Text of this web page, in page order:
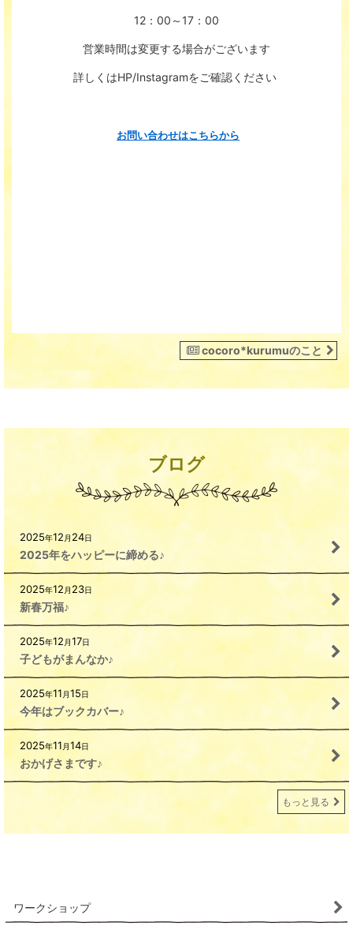
12：00～17：00
営業時間は変更する場合がございます
詳しくはHP/Instagramをご確認ください
お問い合わせはこちらから
cocoro*kurumuのこと
ブログ
2025年12 月 24日
2025年をハッピーに締める♪
2025年12 月 23日
新春万福♪
2025年12 月17日
子どもがまんなか♪
2025年11 月15日
今年はブックカバー♪
2025年11 月14日
おかげさまです♪
もっと見る
ワークショップ